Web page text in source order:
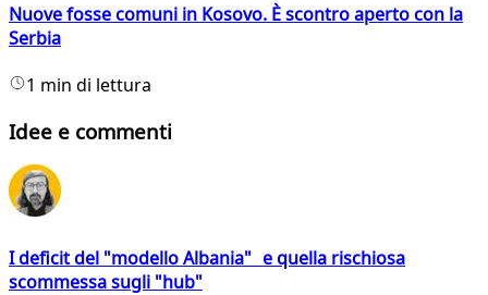
Nuove fosse comuni in Kosovo. È scontro aperto con la
Serbia
1 min di lettura
Idee e commenti
I deficit del "modello Albania" e quella rischiosa
scommessa sugli "hub"